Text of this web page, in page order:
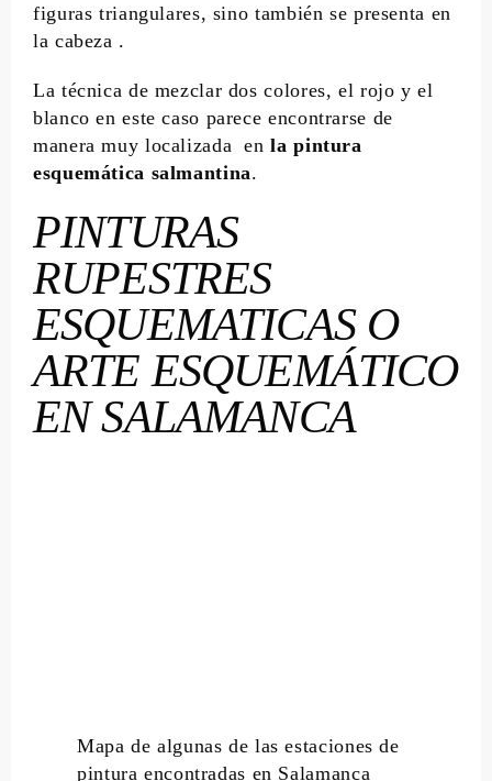
figuras triangulares, sino también se presenta en
la cabeza .
La técnica de mezclar dos colores, el rojo y el
blanco en este caso parece encontrarse de
manera muy localizada en la pintura
esquemática salmantina.
PINTURAS
RUPESTRES
ESQUEMATICAS O
ARTE ESQUEMÁTICO
EN SALAMANCA
Mapa de algunas de las estaciones de
pintura encontradas en Salamanca